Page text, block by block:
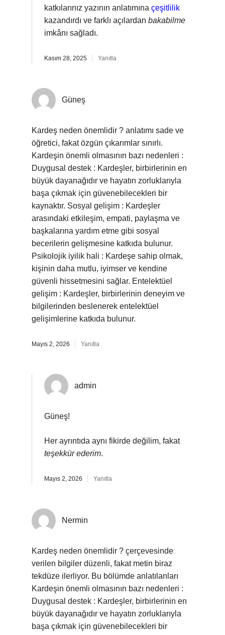
katkılarınız yazının anlatımına çeşitlilik
kazandırdı ve farklı açılardan bakabilme
imkânı sağladı.
Kasım 28, 2025 Yanıtla
Güneş
Kardeş neden önemlidir ? anlatımı sade ve
öğretici, fakat özgün çıkarımlar sınırlı.
Kardeşin önemli olmasının bazı nedenleri :
Duygusal destek : Kardeşler, birbirlerinin en
büyük dayanağıdır ve hayatın zorluklarıyla
başa çıkmak için güvenebilecekleri bir
kaynaktır. Sosyal gelişim : Kardeşler
arasındaki etkileşim, empati, paylaşma ve
başkalarına yardım etme gibi sosyal
becerilerin gelişmesine katkıda bulunur.
Psikolojik iyilik hali : Kardeşe sahip olmak,
kişinin daha mutlu, iyimser ve kendine
güvenli hissetmesini sağlar. Entelektüel
gelişim : Kardeşler, birbirlerinin deneyim ve
bilgilerinden beslenerek entelektüel
gelişimlerine katkıda bulunur.
Mayıs 2, 2026 Yanıtla
admin
Güneş!
Her ayrıntıda aynı fikirde değilim, fakat
teşekkür ederim.
Mayıs 2, 2026 Yanıtla
Nermin
Kardeş neden önemlidir ? çerçevesinde
verilen bilgiler düzenli, fakat metin biraz
tekdüze ilerliyor. Bu bölümde anlatılanları
Kardeşin önemli olmasının bazı nedenleri :
Duygusal destek : Kardeşler, birbirlerinin en
büyük dayanağıdır ve hayatın zorluklarıyla
başa çıkmak için güvenebilecekleri bir